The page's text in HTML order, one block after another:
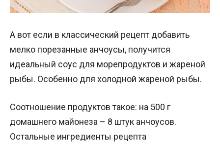
А вот если в классический рецепт добавить
мелко порезанные анчоусы, получится
идеальный соус для морепродуктов и жареной
рыбы. Особенно для холодной жареной рыбы.
Соотношение продуктов такое: на 500 г
домашнего майонеза – 8 штук анчоусов.
Остальные ингредиенты рецепта